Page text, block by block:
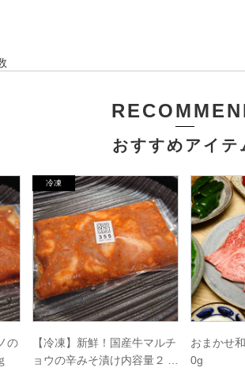
おすすめアイテ
の
【冷凍】新鮮！国産牛マルチ
ョウの辛みそ漬け内容量２０
おまかせ
0g